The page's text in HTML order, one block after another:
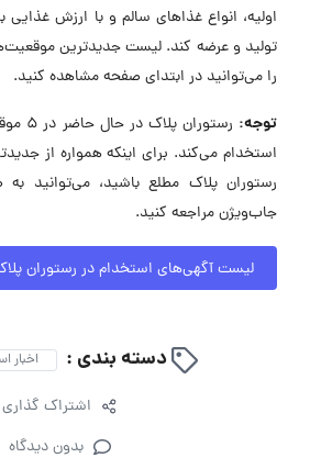
اولیه، انواع غذاهای سالم و با ارزش غذایی
تولید و عرضه کند. لیست جدیدترین
را می‌توانید در ابتدای صفحه مشاهده کنید.
توجه:
استخدام می‌کند. برای اینکه همواره از
رستوران پلاک مطلع باشید، می‌توانید
جاب‌ویژن مراجعه کنید.
لیست آگهی‌های استخدام در رستوران
دسته بندی : اخبار
اشتراک گذاری
بدون دیدگاه